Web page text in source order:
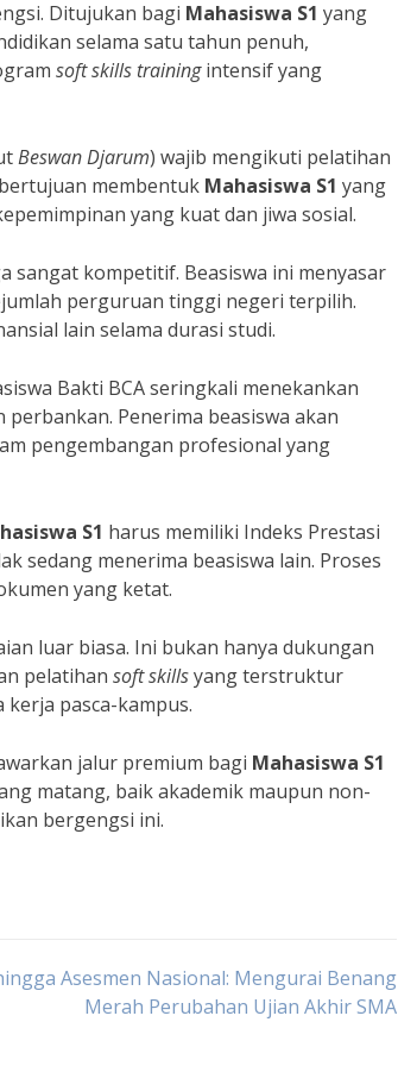
Ditujukan bagi Mahasiswa S1 yang
selama satu tahun penuh,
soft skills trainingintensif yang
Beswan Djarum) wajib mengikuti pelatihan
membentuk Mahasiswa S1 yang
yang kuat dan jiwa sosial.
sangat kompetitif. Beasiswa ini menyasar
perguruan tinggi negeri terpilih.
lain selama durasi studi.
Bakti BCA seringkali menekankan
Penerima beasiswa akan
pengembangan profesional yang
S1 harus memiliki Indeks Prestasi
sedang menerima beasiswa lain. Proses
yang ketat.
luar biasa. Ini bukan hanya dukungan
pelatihan soft skillsyang terstruktur
pasca-kampus.
jalur premium bagi Mahasiswa S1
matang, baik akademik maupun non-
bergengsi ini.
Asesmen Nasional: Mengurai Benang
Merah Perubahan Ujian Akhir SMA